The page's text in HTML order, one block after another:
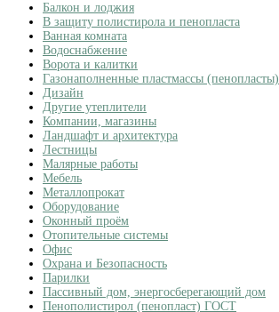
Балкон и лоджия
В защиту полистирола и пенопласта
Ванная комната
Водоснабжение
Ворота и калитки
Газонаполненные пластмассы (пенопласты)
Дизайн
Другие утеплители
Компании, магазины
Ландшафт и архитектура
Лестницы
Малярные работы
Мебель
Металлопрокат
Оборудование
Оконный проём
Отопительные системы
Офис
Охрана и Безопасность
Парилки
Пассивный дом, энергосберегающий дом
Пенополистирол (пенопласт) ГОСТ